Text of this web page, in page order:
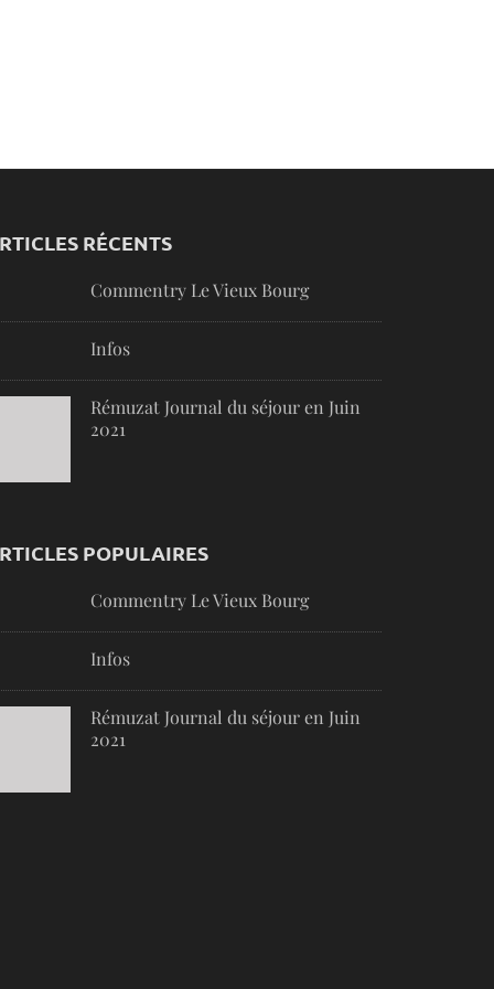
RÉCENTS
Commentry Le Vieux Bourg
Infos
Rémuzat Journal du séjour en Juin
2021
POPULAIRES
Commentry Le Vieux Bourg
Infos
Rémuzat Journal du séjour en Juin
2021